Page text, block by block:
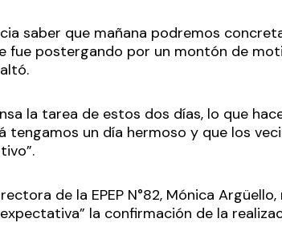
saber que mañana podremos
fue postergando por un montón de
la tarea de estos dos días, lo que
tengamos un día hermoso y que los
de la EPEP N°82, Mónica
la confirmación de la